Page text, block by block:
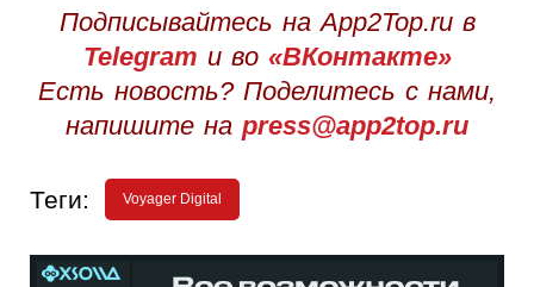
Подписывайтесь на App2Top.ru в
Telegram и во «ВКонтакте»
Есть новость? Поделитесь с нами,
напишите на press@app2top.ru
Теги: Voyager Digital